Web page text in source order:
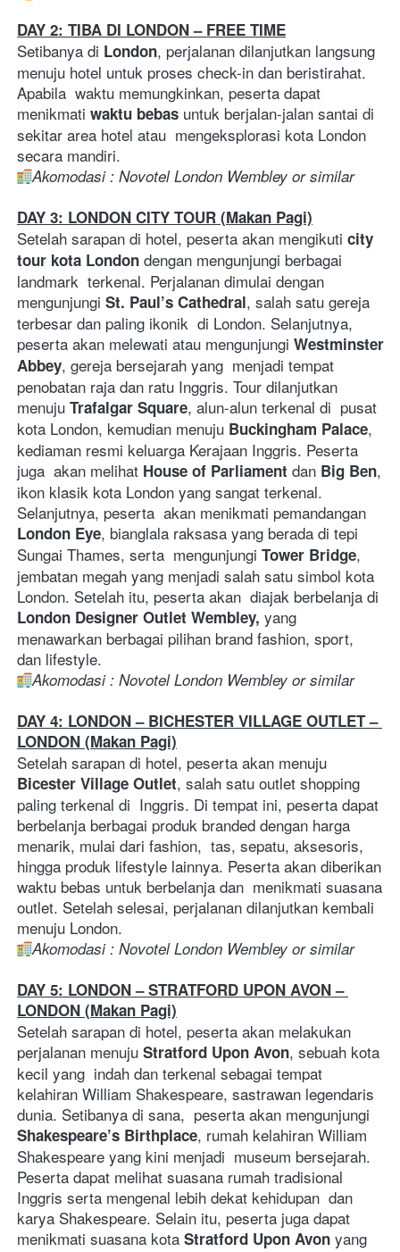
DAY 2: TIBA DI LONDON – FREE TIME
Setibanya di London, perjalanan dilanjutkan langsung
menuju hotel untuk proses check-in dan beristirahat.
Apabila  waktu memungkinkan, peserta dapat
menikmati waktu bebas untuk berjalan-jalan santai di
sekitar area hotel atau  mengeksplorasi kota London
secara mandiri.
Akomodasi : Novotel London Wembley or similar
DAY 3: LONDON CITY TOUR (Makan Pagi)
Setelah sarapan di hotel, peserta akan mengikuti city
tour kota London dengan mengunjungi berbagai
landmark  terkenal. Perjalanan dimulai dengan
mengunjungi St. Paul’s Cathedral, salah satu gereja
terbesar dan paling ikonik  di London. Selanjutnya,
peserta akan melewati atau mengunjungi Westminster
Abbey, gereja bersejarah yang  menjadi tempat
penobatan raja dan ratu Inggris. Tour dilanjutkan
menuju Trafalgar Square, alun-alun terkenal di  pusat
kota London, kemudian menuju Buckingham Palace,
kediaman resmi keluarga Kerajaan Inggris. Peserta
juga  akan melihat House of Parliament dan Big Ben,
ikon klasik kota London yang sangat terkenal.
London Eye, bianglala raksasa yang berada di tepi
Sungai Thames, serta  mengunjungi Tower Bridge,
jembatan megah yang menjadi salah satu simbol kota
London Designer Outlet Wembley, yang
menawarkan berbagai pilihan brand fashion, sport,
dan lifestyle.
Akomodasi : Novotel London Wembley or similar
DAY 4: LONDON – BICHESTER VILLAGE OUTLET –
LONDON (Makan Pagi)
Bicester Village Outlet, salah satu outlet shopping
paling terkenal di  Inggris. Di tempat ini, peserta dapat
berbelanja berbagai produk branded dengan harga
menarik, mulai dari fashion,  tas, sepatu, aksesoris,
hingga produk lifestyle lainnya. Peserta akan diberikan
waktu bebas untuk berbelanja dan  menikmati suasana
outlet. Setelah selesai, perjalanan dilanjutkan kembali
menuju London.
Akomodasi : Novotel London Wembley or similar
DAY 5: LONDON – STRATFORD UPON AVON –
LONDON (Makan Pagi)
Setelah sarapan di hotel, peserta akan melakukan
perjalanan menuju Stratford Upon Avon, sebuah kota
kecil yang  indah dan terkenal sebagai tempat
kelahiran William Shakespeare, sastrawan legendaris
Shakespeare’s Birthplace, rumah kelahiran William
Shakespeare yang kini menjadi  museum bersejarah.
Peserta dapat melihat suasana rumah tradisional
Inggris serta mengenal lebih dekat kehidupan  dan
karya Shakespeare. Selain itu, peserta juga dapat
menikmati suasana kota Stratford Upon Avon yang